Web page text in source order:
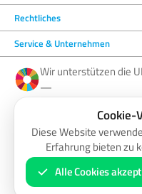
Rechtliches
Service & Unternehmen
Wir unterstützen die
—
Facebook
Barrierefreiheitserklärung
* Alle Preise inkl. gesetzl. Mehrwertsteuer zzgl.
Cookie-
Diese Website
Erfahrung bieten zu
Alle Cookies